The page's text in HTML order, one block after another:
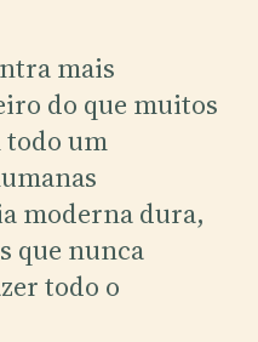
mais
do que muitos
todo um
moderna dura,
que nunca
todo o